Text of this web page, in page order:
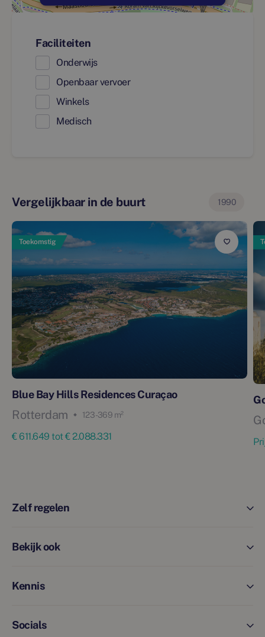
Faciliteiten
Onderwijs
Openbaar vervoer
Winkels
Medisch
Vergelijkbaar in de buurt 1990
Toekomstig
Blue Bay Hills Residences Curaçao
Rotterdam 123 - 369 m²
€ 611.649 tot € 2.088.331
Zelf regelen
Bekijk ook
Kennis
Socials